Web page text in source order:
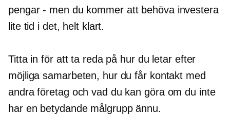
pengar - men du kommer att behöva investera
lite tid i det, helt klart.
Titta in för att ta reda på hur du letar efter
möjliga samarbeten, hur du får kontakt med
andra företag och vad du kan göra om du inte
har en betydande målgrupp ännu.